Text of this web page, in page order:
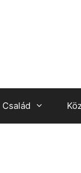
Család